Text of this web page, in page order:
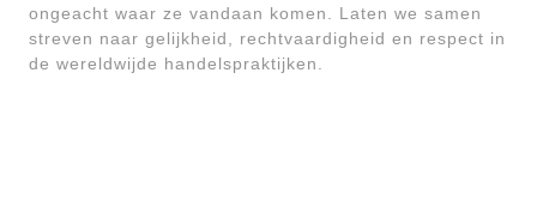
ongeacht waar ze vandaan komen. Laten we samen
streven naar gelijkheid, rechtvaardigheid en respect in
de wereldwijde handelspraktijken.